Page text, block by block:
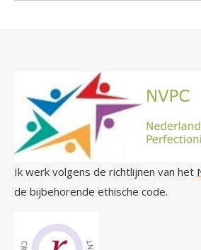
Ik werk volgens de richtlijnen van het
de bijbehorende ethische code.